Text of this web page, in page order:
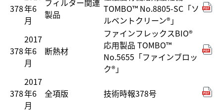
378年6
月
フィルター関連
製品
TOMBO™ No.8805-SC「ソ
ルベントクリーン®」
378
2017
年6
月
断熱材
ファインフレックスBIO®
応用製品 TOMBO™
No.5655「ファインブロッ
ク®」
378
2017
年6
月
全項版 技術時報378号